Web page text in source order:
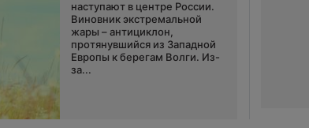
наступают в центре России.
Виновник экстремальной
жары – антициклон,
протянувшийся из Западной
Европы к берегам Волги. Из-
за...